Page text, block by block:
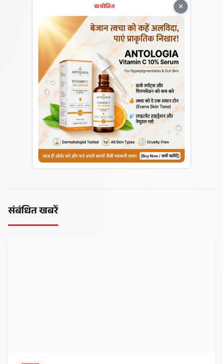
×
प्रायोजित
संबंधित खबरें